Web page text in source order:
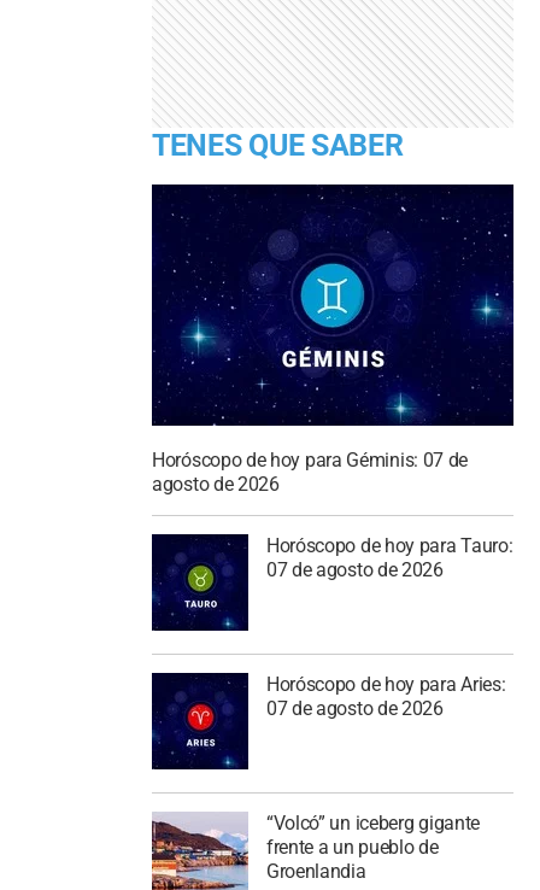
TENES QUE SABER
Horóscopo de hoy para Géminis: 07 de
agosto de 2026
Horóscopo de hoy para Tauro:
07 de agosto de 2026
Horóscopo de hoy para Aries:
07 de agosto de 2026
“Volcó” un iceberg gigante
frente a un pueblo de
Groenlandia